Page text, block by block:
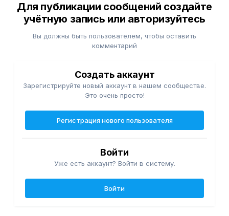
Для публикации сообщений создайте
учётную запись или авторизуйтесь
Вы должны быть пользователем, чтобы оставить
комментарий
Создать аккаунт
Зарегистрируйте новый аккаунт в нашем сообществе.
Это очень просто!
Регистрация нового пользователя
Войти
Уже есть аккаунт? Войти в систему.
Войти